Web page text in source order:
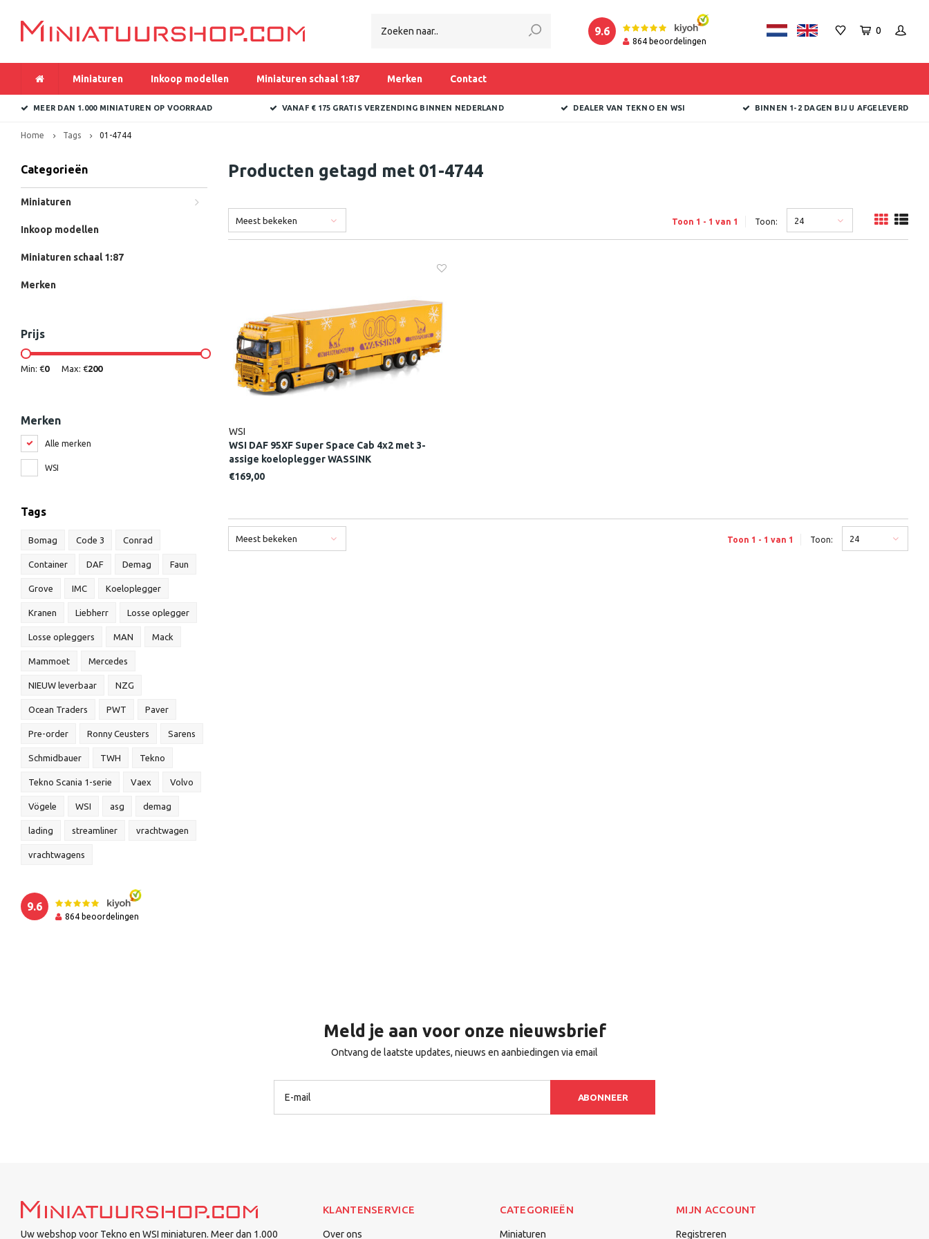
9.6
864 beoordelingen
0
Miniaturen Inkoop modellen Miniaturen schaal 1:87 Merken Contact
MEER DAN 1.000 MINIATUREN OP VOORRAAD VANAF € 175 GRATIS VERZENDING BINNEN NEDERLAND DEALER VAN TEKNO EN WSI BINNEN 1-2 DAGEN BIJ U AFGELEVERD
Home Tags 01-4744
Categorieën
Miniaturen
Inkoop modellen
Miniaturen schaal 1:87
Merken
Prijs
Min: €0 Max: €200
Merken
Alle merken
WSI
Tags
Bomag Code 3 Conrad
Container DAF Demag Faun
Grove IMC Koeloplegger
Kranen Liebherr Losse oplegger
Losse opleggers MAN Mack
Mammoet Mercedes
NIEUW leverbaar NZG
Ocean Traders PWT Paver
Pre-order Ronny Ceusters Sarens
Schmidbauer TWH Tekno
Tekno Scania 1-serie Vaex Volvo
Vögele WSI asg demag
lading streamliner vrachtwagen
vrachtwagens
9.6
864 beoordelingen
Producten getagd met 01-4744
Meest bekeken Toon 1 - 1 van 1 Toon: 24
WSI
WSI DAF 95XF Super Space Cab 4x2 met 3-
assige koeloplegger WASSINK
€169,00
Meest bekeken Toon 1 - 1 van 1 Toon: 24
Meld je aan voor onze nieuwsbrief
Ontvang de laatste updates, nieuws en aanbiedingen via email
ABONNEER
Uw webshop voor Tekno en WSI miniaturen. Meer dan 1.000
KLANTENSERVICE
Over ons
CATEGORIEËN
Miniaturen
MIJN ACCOUNT
Registreren